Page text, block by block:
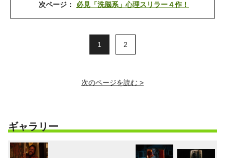
次ページ： 必見「洗脳系」心理スリラー４作！
1 2
次のページを読む >
ギャラリー